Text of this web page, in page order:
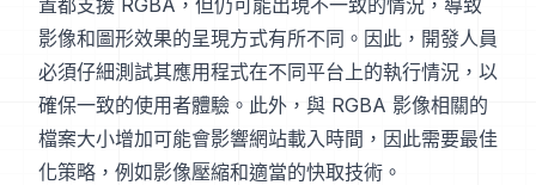
置都支援 RGBA，但仍可能出現不一致的情況，導致
影像和圖形效果的呈現方式有所不同。因此，開發人員
必須仔細測試其應用程式在不同平台上的執行情況，以
確保一致的使用者體驗。此外，與 RGBA 影像相關的
檔案大小增加可能會影響網站載入時間，因此需要最佳
化策略，例如影像壓縮和適當的快取技術。